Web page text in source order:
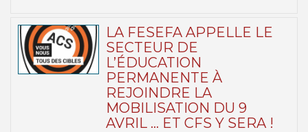
LA FESEFA APPELLE LE
SECTEUR DE
L’ÉDUCATION
PERMANENTE À
REJOINDRE LA
MOBILISATION DU 9
AVRIL … ET CFS Y SERA !